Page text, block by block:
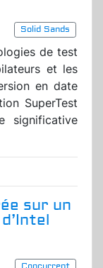
Solid Sands
de test
et les
en date
SuperTest
significative
sur un